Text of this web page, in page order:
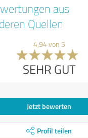
aus
Quellen
4,94 von 5
SEHR GUT
Jetzt bewerten
Profil teilen